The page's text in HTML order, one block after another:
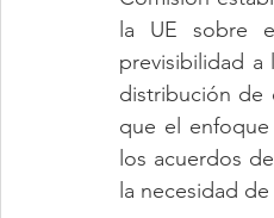
la UE sobre
previsibilidad a
distribución de
que el
los acuerdos
la necesidad